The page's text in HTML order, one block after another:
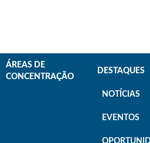
ÁREAS DE
CONCENTRAÇÃO
DESTAQUES
NOTÍCIAS
EVENTOS